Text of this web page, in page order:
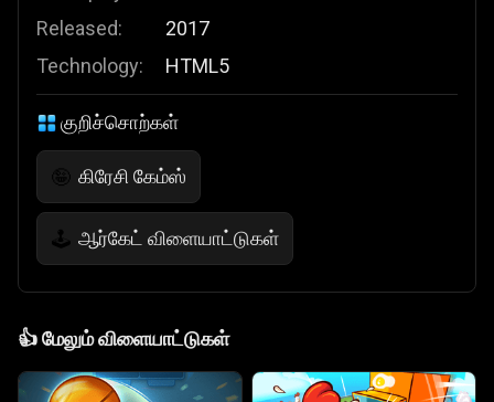
Released:
Technology:
2017
HTML5
குறிச்சொற்கள்
🤪 கிரேசி கேம்ஸ்
🕹️ ஆர்கேட் விளையாட்டுகள்
👍மேலும் விளையாட்டுகள்